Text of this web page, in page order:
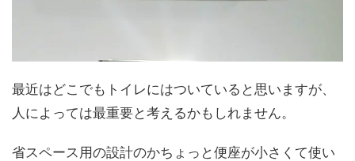
最近はどこでもトイレにはついていると思いますが、
人によっては最重要と考えるかもしれません。
省スペース用の設計のかちょっと便座が小さくて使い